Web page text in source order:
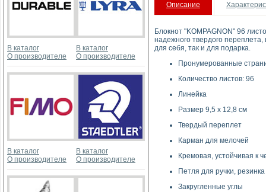
В каталог
О производителе
В каталог
О производителе
В каталог
О производителе
В каталог
О производителе
Описание
Блокнот "KOMPAGNON" 96
надежного твердого
для себя, так и для подарка.
Пронумерованные
Количество листов: 96
Линейка
Размер 9,5 х 12,8 см
Твердый переплет
Карман для мелочей
Кремовая, устойчивая к
Петля для ручки, резинка
Закругленные углы